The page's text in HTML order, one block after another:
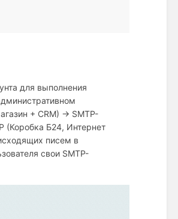
для выполнения
+ СRM) → SMTP-
(Коробка Б24, Интернет
писем в
свои SMTP-